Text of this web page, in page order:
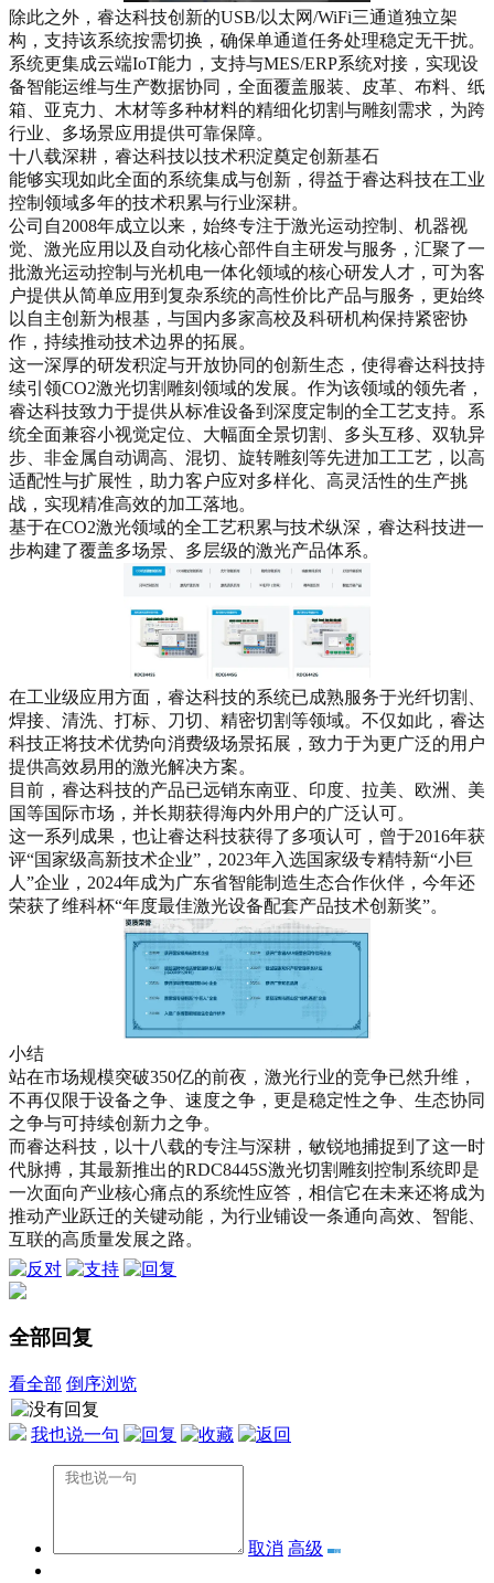
除此之外，睿达科技创新的USB/以太网/WiFi三通道独立架
构，支持该系统按需切换，确保单通道任务处理稳定无干扰。
系统更集成云端IoT能力，支持与MES/ERP系统对接，实现设
备智能运维与生产数据协同，全面覆盖服装、皮革、布料、纸
箱、亚克力、木材等多种材料的精细化切割与雕刻需求，为跨
行业、多场景应用提供可靠保障。
十八载深耕，睿达科技以技术积淀奠定创新基石
能够实现如此全面的系统集成与创新，得益于睿达科技在工业
控制领域多年的技术积累与行业深耕。
公司自2008年成立以来，始终专注于激光运动控制、机器视
觉、激光应用以及自动化核心部件自主研发与服务，汇聚了一
批激光运动控制与光机电一体化领域的核心研发人才，可为客
户提供从简单应用到复杂系统的高性价比产品与服务，更始终
以自主创新为根基，与国内多家高校及科研机构保持紧密协
作，持续推动技术边界的拓展。
这一深厚的研发积淀与开放协同的创新生态，使得睿达科技持
续引领CO2激光切割雕刻领域的发展。作为该领域的领先者，
睿达科技致力于提供从标准设备到深度定制的全工艺支持。系
统全面兼容小视觉定位、大幅面全景切割、多头互移、双轨异
步、非金属自动调高、混切、旋转雕刻等先进加工工艺，以高
适配性与扩展性，助力客户应对多样化、高灵活性的生产挑
战，实现精准高效的加工落地。
基于在CO2激光领域的全工艺积累与技术纵深，睿达科技进一
步构建了覆盖多场景、多层级的激光产品体系。
在工业级应用方面，睿达科技的系统已成熟服务于光纤切割、
焊接、清洗、打标、刀切、精密切割等领域。不仅如此，睿达
科技正将技术优势向消费级场景拓展，致力于为更广泛的用户
提供高效易用的激光解决方案。
目前，睿达科技的产品已远销东南亚、印度、拉美、欧洲、美
国等国际市场，并长期获得海内外用户的广泛认可。
这一系列成果，也让睿达科技获得了多项认可，曾于2016年获
评“国家级高新技术企业”，2023年入选国家级专精特新“小巨
人”企业，2024年成为广东省智能制造生态合作伙伴，今年还
荣获了维科杯“年度最佳激光设备配套产品技术创新奖”。
小结
站在市场规模突破350亿的前夜，激光行业的竞争已然升维，
不再仅限于设备之争、速度之争，更是稳定性之争、生态协同
之争与可持续创新力之争。
而睿达科技，以十八载的专注与深耕，敏锐地捕捉到了这一时
代脉搏，其最新推出的RDC8445S激光切割雕刻控制系统即是
一次面向产业核心痛点的系统性应答，相信它在未来还将成为
推动产业跃迁的关键动能，为行业铺设一条通向高效、智能、
互联的高质量发展之路。
全部回复
看全部 倒序浏览
我也说一句
取消 高级